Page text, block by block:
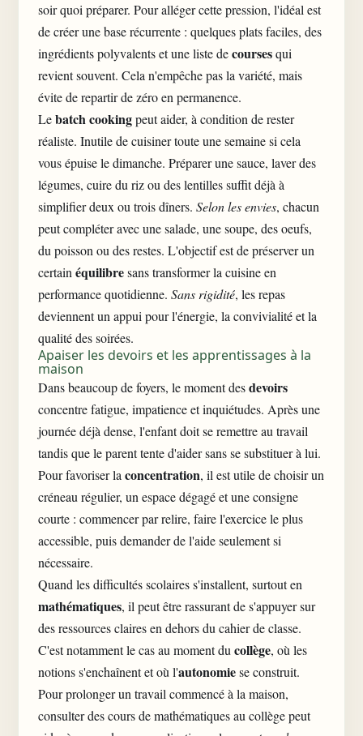
soir quoi préparer. Pour alléger cette pression, l'idéal est
de créer une base récurrente : quelques plats faciles, des
ingrédients polyvalents et une liste decoursesqui
revient souvent. Cela n'empêche pas la variété, mais
évite de repartir de zéro en permanence.
Lebatch cookingpeut aider, à condition de rester
réaliste. Inutile de cuisiner toute une semaine si cela
vous épuise le dimanche. Préparer une sauce, laver des
légumes, cuire du riz ou des lentilles suffit déjà à
simplifier deux ou trois dîners. Selon les envies, chacun
peut compléter avec une salade, une soupe, des oeufs,
du poisson ou des restes. L'objectif est de préserver un
certain équilibresans transformer la cuisine en
performance quotidienne. Sans rigidité, les repas
deviennent un appui pour l'énergie, la convivialité et la
qualité des soirées.
Apaiser les devoirs et les apprentissages à la
maison
Dans beaucoup de foyers, le moment desdevoirs
concentre fatigue, impatience et inquiétudes. Après une
journée déjà dense, l'enfant doit se remettre au travail
tandis que le parent tente d'aider sans se substituer à lui.
Pour favoriser la concentration, il est utile de choisir un
créneau régulier, un espace dégagé et une consigne
courte : commencer par relire, faire l'exercice le plus
accessible, puis demander de l'aide seulement si
nécessaire.
Quand les difficultés scolaires s'installent, surtout en
mathématiques, il peut être rassurant de s'appuyer sur
des ressources claires en dehors du cahier de classe.
C'est notamment le cas au moment du collège, où les
notions s'enchaînent et où l'autonomiese construit.
Pour prolonger un travail commencé à la maison,
consulter descours de mathématiques au collègepeut